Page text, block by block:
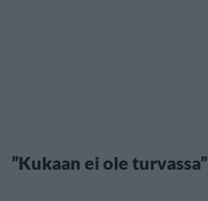
”Kukaan ei ole turvassa”